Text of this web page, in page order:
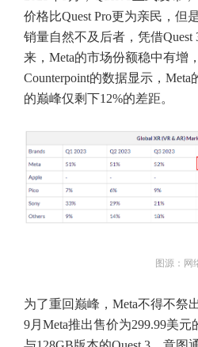
价格比Quest Pro更为亲民，但
销量自然不及后者，凭借Quest
来，Meta的市场份额稳中有增
Counterpoint的数据显示，Meta
的巅峰仅剩下12%的差距。
图源：网
为了重回巅峰，Meta不得不祭
9月Meta推出售价为299.99美元